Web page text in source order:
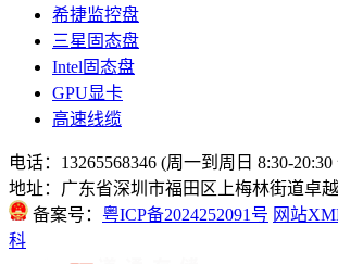
希捷监控盘
三星固态盘
Intel固态盘
GPU显卡
高速线缆
电话：13265568346 (周一到周日 8:30-
地址：广东省深圳市福田区上梅林街道卓
备案号： 粤ICP备2024252091号 网站
科